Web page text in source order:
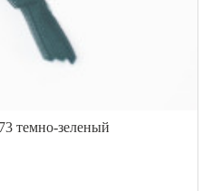
темно-зеленый